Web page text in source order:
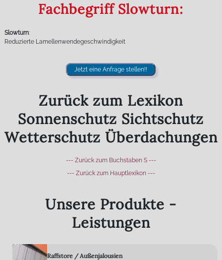
Fachbegriff Slowturn:
Slowturn:
Reduzierte Lamellenwendegeschwindigkeit
Jetzt eine Anfrage stellen!!
Zurück zum Lexikon
Sonnenschutz Sichtschutz
Wetterschutz Überdachungen
--- Zurück zum Buchstaben S ---
--- Zurück zum Hauptlexikon ---
Unsere Produkte -
Leistungen
Raffstore / Außenjalousien